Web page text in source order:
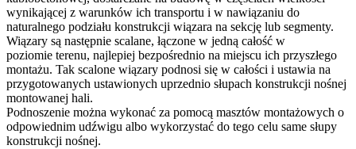
wynikającej z warunków ich transportu i w nawiązaniu do
naturalnego podziału konstrukcji wiązara na sekcję lub segmenty.
Wiązary są następnie scalane, łączone w jedną całość w
poziomie terenu, najlepiej bezpośrednio na miejscu ich przyszłego
montażu. Tak scalone wiązary podnosi się w całości i ustawia na
przygotowanych ustawionych uprzednio słupach konstrukcji nośnej
montowanej hali.
Podnoszenie można wykonać za pomocą masztów montażowych o
odpowiednim udźwigu albo wykorzystać do tego celu same słupy
konstrukcji nośnej.